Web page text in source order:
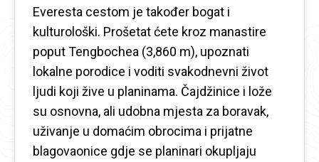
Everesta cestom je također bogat i
kulturološki. Prošetat ćete kroz manastire
poput Tengbochea (3,860 m), upoznati
lokalne porodice i voditi svakodnevni život
ljudi koji žive u planinama. Čajdžinice i lože
su osnovna, ali udobna mjesta za boravak,
uživanje u domaćim obrocima i prijatne
blagovaonice gdje se planinari okupljaju